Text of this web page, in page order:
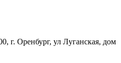
г. Оренбург, ул Луганская, дом